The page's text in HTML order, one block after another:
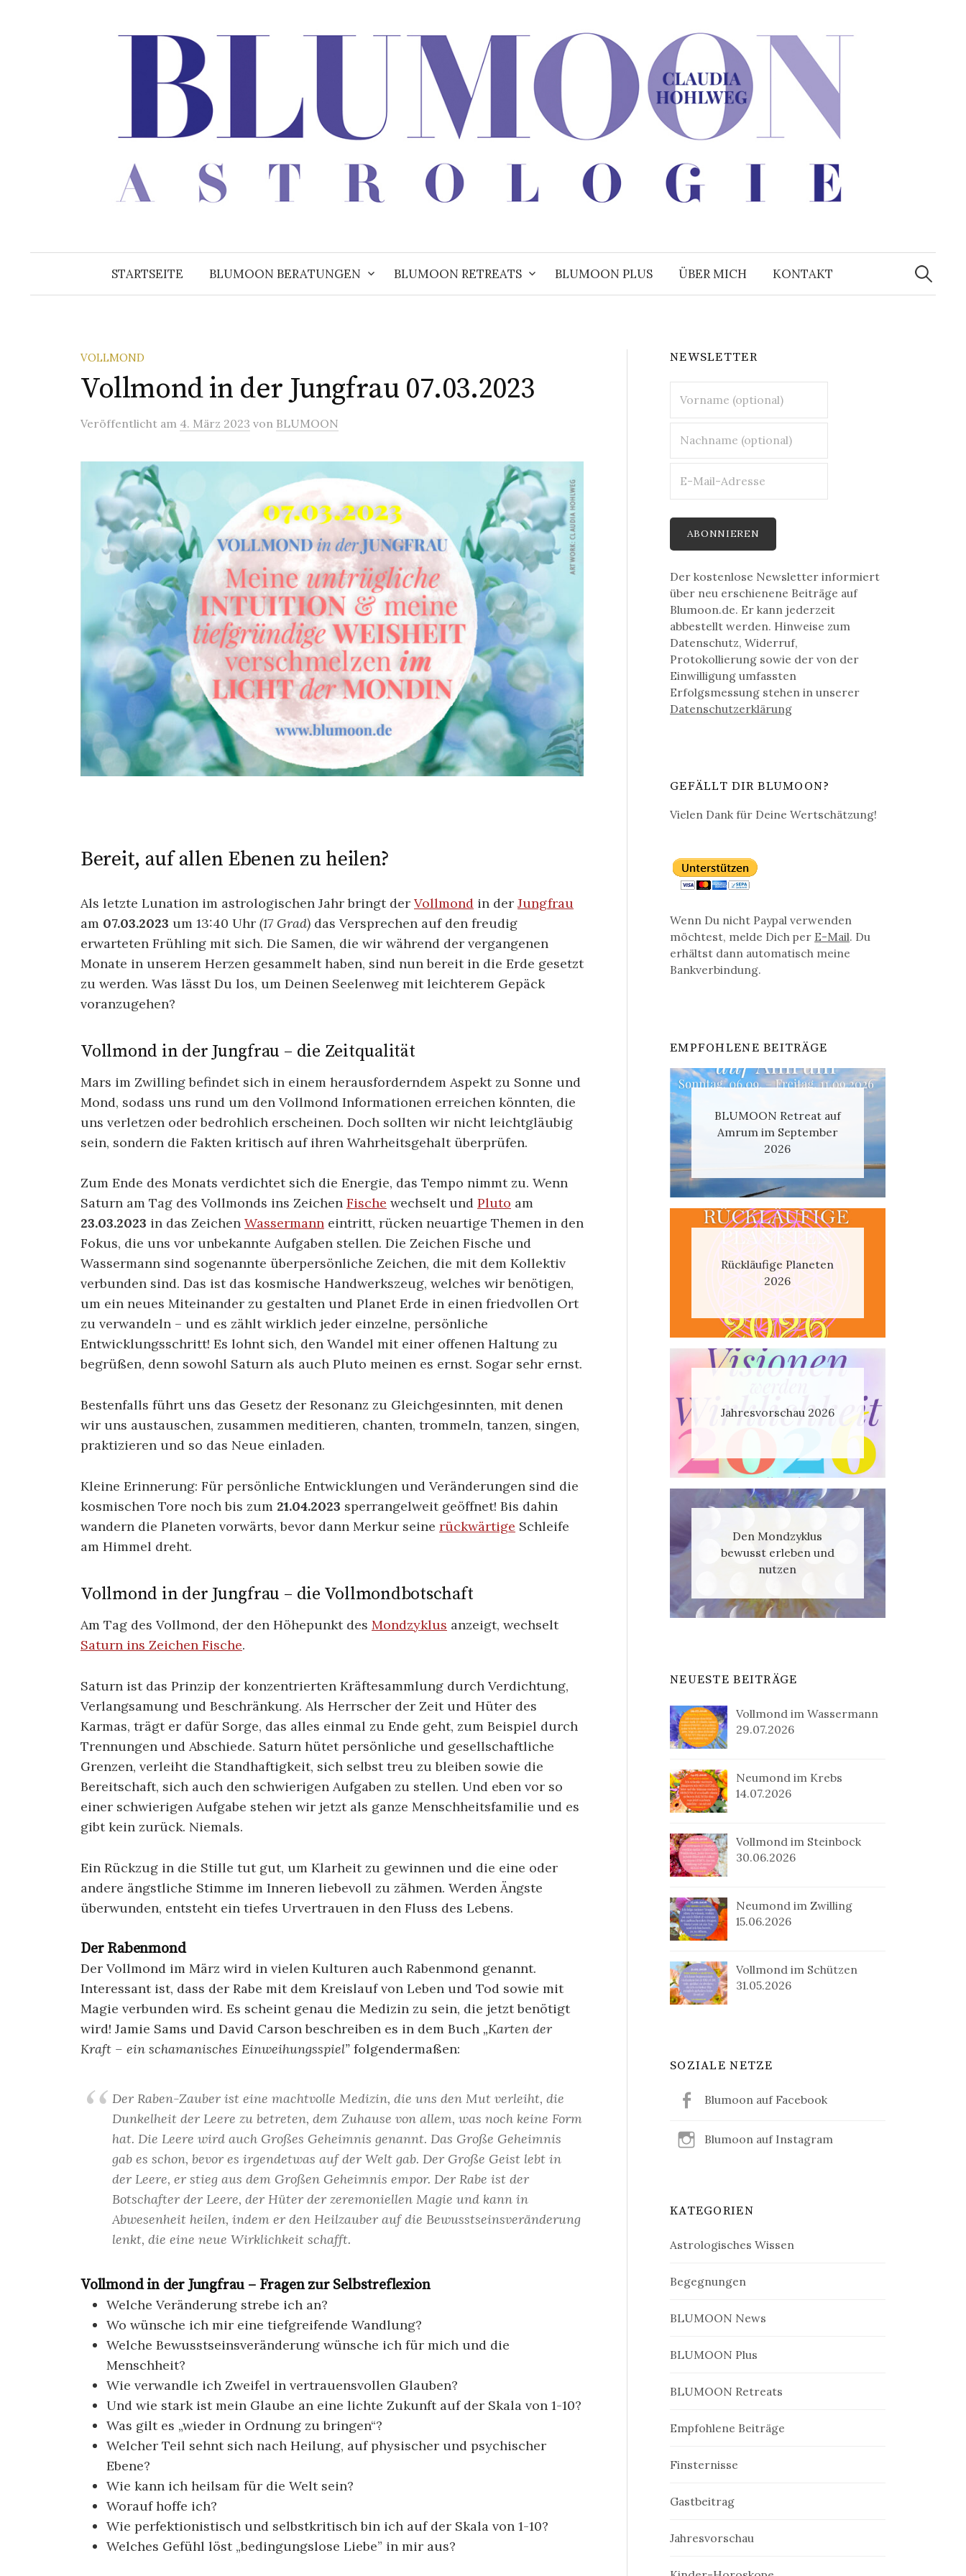
STARTSEITE BLUMOON BERATUNGEN BLUMOON RETREATS BLUMOON PLUS ÜBER MICH KONTAKT
Suchen
nach:
VOLLMOND
Vollmond in der Jungfrau 07.03.2023
Veröffentlicht am 4. März 2023 von BLUMOON
Bereit, auf allen Ebenen zu heilen?
Als letzte Lunation im astrologischen Jahr bringt der Vollmond in der Jungfrau
am 07.03.2023 um 13:40 Uhr (17 Grad) das Versprechen auf den freudig
erwarteten Frühling mit sich. Die Samen, die wir während der vergangenen
Monate in unserem Herzen gesammelt haben, sind nun bereit in die Erde gesetzt
zu werden. Was lässt Du los, um Deinen Seelenweg mit leichterem Gepäck
voranzugehen?
Vollmond in der Jungfrau – die Zeitqualität
Mars im Zwilling befindet sich in einem herausforderndem Aspekt zu Sonne und
Mond, sodass uns rund um den Vollmond Informationen erreichen könnten, die
uns verletzen oder bedrohlich erscheinen. Doch sollten wir nicht leichtgläubig
sein, sondern die Fakten kritisch auf ihren Wahrheitsgehalt überprüfen.
Zum Ende des Monats verdichtet sich die Energie, das Tempo nimmt zu. Wenn
Saturn am Tag des Vollmonds ins Zeichen Fische wechselt und Pluto am
23.03.2023 in das Zeichen Wassermann eintritt, rücken neuartige Themen in den
Fokus, die uns vor unbekannte Aufgaben stellen. Die Zeichen Fische und
Wassermann sind sogenannte überpersönliche Zeichen, die mit dem Kollektiv
verbunden sind. Das ist das kosmische Handwerkszeug, welches wir benötigen,
um ein neues Miteinander zu gestalten und Planet Erde in einen friedvollen Ort
zu verwandeln – und es zählt wirklich jeder einzelne, persönliche
Entwicklungsschritt! Es lohnt sich, den Wandel mit einer offenen Haltung zu
begrüßen, denn sowohl Saturn als auch Pluto meinen es ernst. Sogar sehr ernst.
Bestenfalls führt uns das Gesetz der Resonanz zu Gleichgesinnten, mit denen
wir uns austauschen, zusammen meditieren, chanten, trommeln, tanzen, singen,
praktizieren und so das Neue einladen.
Kleine Erinnerung: Für persönliche Entwicklungen und Veränderungen sind die
kosmischen Tore noch bis zum 21.04.2023 sperrangelweit geöffnet! Bis dahin
wandern die Planeten vorwärts, bevor dann Merkur seine rückwärtige Schleife
am Himmel dreht.
Vollmond in der Jungfrau – die Vollmondbotschaft
Am Tag des Vollmond, der den Höhepunkt des Mondzyklus anzeigt, wechselt
Saturn ins Zeichen Fische.
Saturn ist das Prinzip der konzentrierten Kräftesammlung durch Verdichtung,
Verlangsamung und Beschränkung. Als Herrscher der Zeit und Hüter des
Karmas, trägt er dafür Sorge, das alles einmal zu Ende geht, zum Beispiel durch
Trennungen und Abschiede. Saturn hütet persönliche und gesellschaftliche
Grenzen, verleiht die Standhaftigkeit, sich selbst treu zu bleiben sowie die
Bereitschaft, sich auch den schwierigen Aufgaben zu stellen. Und eben vor so
einer schwierigen Aufgabe stehen wir jetzt als ganze Menschheitsfamilie und es
gibt kein zurück. Niemals.
Ein Rückzug in die Stille tut gut, um Klarheit zu gewinnen und die eine oder
andere ängstliche Stimme im Inneren liebevoll zu zähmen. Werden Ängste
überwunden, entsteht ein tiefes Urvertrauen in den Fluss des Lebens.
Der Rabenmond
Der Vollmond im März wird in vielen Kulturen auch Rabenmond genannt.
Interessant ist, dass der Rabe mit dem Kreislauf von Leben und Tod sowie mit
Magie verbunden wird. Es scheint genau die Medizin zu sein, die jetzt benötigt
wird! Jamie Sams und David Carson beschreiben es in dem Buch „Karten der
Kraft – ein schamanisches Einweihungsspiel” folgendermaßen:
Der Raben-Zauber ist eine machtvolle Medizin, die uns den Mut verleiht, die
Dunkelheit der Leere zu betreten, dem Zuhause von allem, was noch keine Form
hat. Die Leere wird auch Großes Geheimnis genannt. Das Große Geheimnis
gab es schon, bevor es irgendetwas auf der Welt gab. Der Große Geist lebt in
der Leere, er stieg aus dem Großen Geheimnis empor. Der Rabe ist der
Botschafter der Leere, der Hüter der zeremoniellen Magie und kann in
Abwesenheit heilen, indem er den Heilzauber auf die Bewusstseinsveränderung
lenkt, die eine neue Wirklichkeit schafft.
Vollmond in der Jungfrau – Fragen zur Selbstreflexion
Welche Veränderung strebe ich an?
Wo wünsche ich mir eine tiefgreifende Wandlung?
Welche Bewusstseinsveränderung wünsche ich für mich und die
Menschheit?
Wie verwandle ich Zweifel in vertrauensvollen Glauben?
Und wie stark ist mein Glaube an eine lichte Zukunft auf der Skala von 1-10?
Was gilt es „wieder in Ordnung zu bringen“?
Welcher Teil sehnt sich nach Heilung, auf physischer und psychischer
Ebene?
Wie kann ich heilsam für die Welt sein?
Worauf hoffe ich?
Wie perfektionistisch und selbstkritisch bin ich auf der Skala von 1-10?
Welches Gefühl löst „bedingungslose Liebe” in mir aus?
NEWSLETTER
Der kostenlose Newsletter informiert
über neu erschienene Beiträge auf
Blumoon.de. Er kann jederzeit
abbestellt werden. Hinweise zum
Datenschutz, Widerruf,
Protokollierung sowie der von der
Einwilligung umfassten
Erfolgsmessung stehen in unserer
Datenschutz­erklärung
GEFÄLLT DIR BLUMOON?
Vielen Dank für Deine Wertschätzung!
Wenn Du nicht Paypal verwenden
möchtest, melde Dich per E-Mail. Du
erhältst dann automatisch meine
Bankverbindung.
EMPFOHLENE BEITRÄGE
BLUMOON Retreat auf
Amrum im September
2026
Rückläufige Planeten
2026
Jahresvorschau 2026
Den Mondzyklus
bewusst erleben und
nutzen
NEUESTE BEITRÄGE
Vollmond im Wassermann
29.07.2026
Neumond im Krebs
14.07.2026
Vollmond im Steinbock
30.06.2026
Neumond im Zwilling
15.06.2026
Vollmond im Schützen
31.05.2026
SOZIALE NETZE
Blumoon auf Facebook
Blumoon auf Instagram
KATEGORIEN
Astrologisches Wissen
Begegnungen
BLUMOON News
BLUMOON Plus
BLUMOON Retreats
Empfohlene Beiträge
Finsternisse
Gastbeitrag
Jahresvorschau